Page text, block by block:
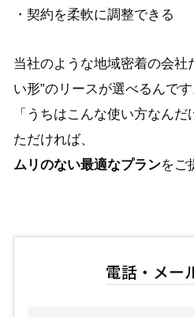
・契約を柔軟に調整できる
当社のような地域密着の会社
い形”のリースが選べるんです
「うちはこんな使い方なん
ただければ、
ムリのない最適なプランをご
電話・メー